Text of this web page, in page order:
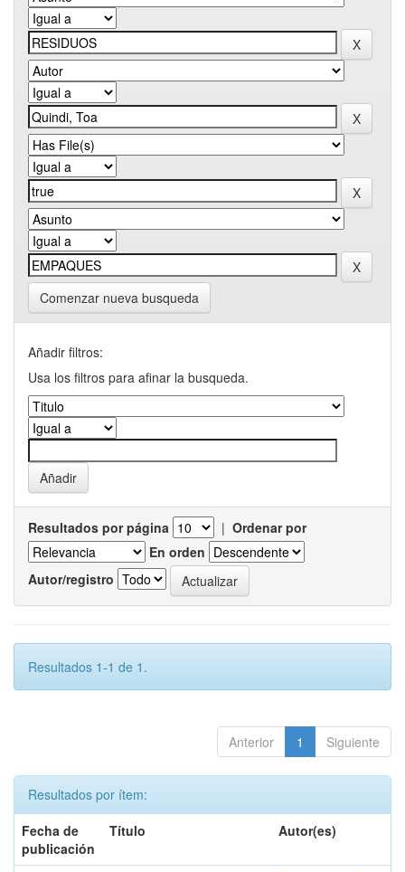
Comenzar nueva busqueda
Añadir filtros:
Usa los filtros para afinar la busqueda.
Resultados por página | Ordenar por
En orden
Autor/registro
Resultados 1-1 de 1.
Anterior 1 Siguiente
Resultados por ítem:
Fecha de
publicación
Título Autor(es)